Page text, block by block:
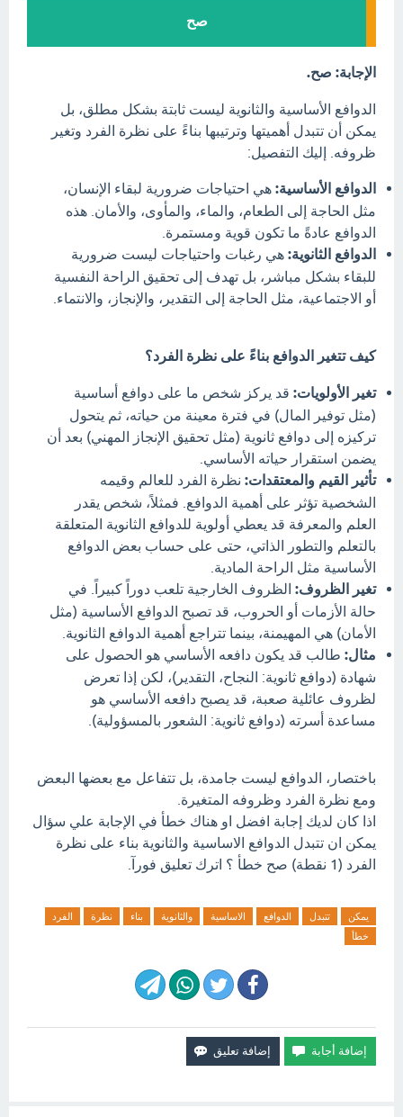
صح
الإجابة: صح.
الدوافع الأساسية والثانوية ليست ثابتة بشكل مطلق، بل
يمكن أن تتبدل أهميتها وترتيبها بناءً على نظرة الفرد وتغير
ظروفه. إليك التفصيل:
الدوافع الأساسية: هي احتياجات ضرورية لبقاء الإنسان،
مثل الحاجة إلى الطعام، والماء، والمأوى، والأمان. هذه
الدوافع عادةً ما تكون قوية ومستمرة.
الدوافع الثانوية: هي رغبات واحتياجات ليست ضرورية
للبقاء بشكل مباشر، بل تهدف إلى تحقيق الراحة النفسية
أو الاجتماعية، مثل الحاجة إلى التقدير، والإنجاز، والانتماء.
كيف تتغير الدوافع بناءً على نظرة الفرد؟
تغير الأولويات: قد يركز شخص ما على دوافع أساسية
(مثل توفير المال) في فترة معينة من حياته، ثم يتحول
تركيزه إلى دوافع ثانوية (مثل تحقيق الإنجاز المهني) بعد أن
يضمن استقرار حياته الأساسي.
تأثير القيم والمعتقدات: نظرة الفرد للعالم وقيمه
الشخصية تؤثر على أهمية الدوافع. فمثلاً، شخص يقدر
العلم والمعرفة قد يعطي أولوية للدوافع الثانوية المتعلقة
بالتعلم والتطور الذاتي، حتى على حساب بعض الدوافع
الأساسية مثل الراحة المادية.
تغير الظروف: الظروف الخارجية تلعب دوراً كبيراً. في
حالة الأزمات أو الحروب، قد تصبح الدوافع الأساسية (مثل
الأمان) هي المهيمنة، بينما تتراجع أهمية الدوافع الثانوية.
مثال: طالب قد يكون دافعه الأساسي هو الحصول على
شهادة (دوافع ثانوية: النجاح، التقدير)، لكن إذا تعرض
لظروف عائلية صعبة، قد يصبح دافعه الأساسي هو
مساعدة أسرته (دوافع ثانوية: الشعور بالمسؤولية).
باختصار، الدوافع ليست جامدة، بل تتفاعل مع بعضها البعض
ومع نظرة الفرد وظروفه المتغيرة.
اذا كان لديك إجابة افضل او هناك خطأ في الإجابة علي سؤال
يمكن ان تتبدل الدوافع الاساسية والثانوية بناء على نظرة
الفرد (1 نقطة) صح خطأ ؟ اترك تعليق فورآ.
يمكن تتبدل الدوافع الاساسية والثانوية بناء نظرة
الفرد
خطأ